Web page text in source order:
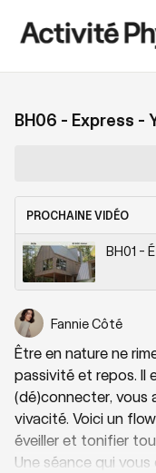
BH06 - Express -
PROCHAINE VIDÉO
BH01 -
Fannie Côté
Être en nature ne
passivité et repos. Il
(dé)connecter, vous
vivacité. Voici un
éveiller et tonifier
Une séance qui